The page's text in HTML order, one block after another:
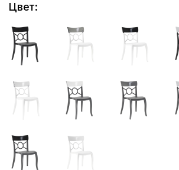
Цвет: